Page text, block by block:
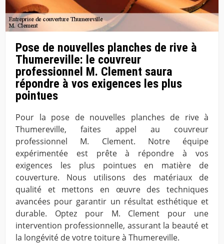
Pose de nouvelles planches de rive à
Thumereville: le couvreur
professionnel M. Clement saura
répondre à vos exigences les plus
pointues
Pour la pose de nouvelles planches de rive à
Thumereville, faites appel au couvreur
professionnel M. Clement. Notre équipe
expérimentée est prête à répondre à vos
exigences les plus pointues en matière de
couverture. Nous utilisons des matériaux de
qualité et mettons en œuvre des techniques
avancées pour garantir un résultat esthétique et
durable. Optez pour M. Clement pour une
intervention professionnelle, assurant la beauté et
la longévité de votre toiture à Thumereville.